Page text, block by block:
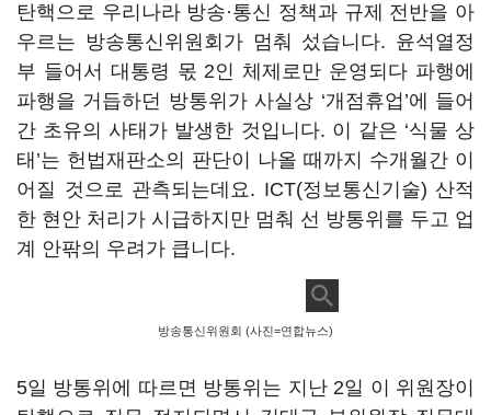
탄핵으로 우리나라 방송·통신 정책과 규제 전반을 아
우르는 방송통신위원회가 멈춰 섰습니다. 윤석열정
부 들어서 대통령 몫 2인 체제로만 운영되다 파행에
파행을 거듭하던 방통위가 사실상 ‘개점휴업 ’에 들어
간 초유의 사태가 발생한 것입니다. 이 같은 ‘식물 상
태 ’는 헌법재판소의 판단이 나올 때까지 수개월간 이
어질 것으로 관측되는데요. ICT(정보통신기술) 산적
한 현안 처리가 시급하지만 멈춰 선 방통위를 두고 업
계 안팎의 우려가 큽니다.
방송통신위원회 (사진=연합뉴스)
5일 방통위에 따르면 방통위는 지난2일 이 위원장이